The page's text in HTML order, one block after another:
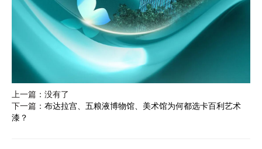
上一篇：没有了
下一篇： 布达拉宫、五粮液博物馆、美术馆为何都选卡百利艺术
漆？